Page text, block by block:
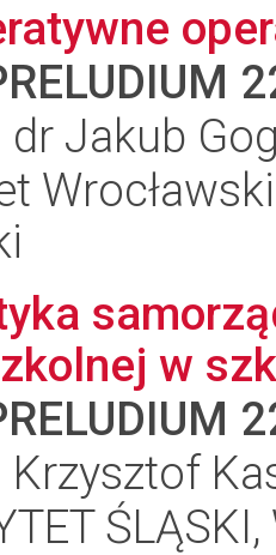
dr Jakub
w
Krzysztof